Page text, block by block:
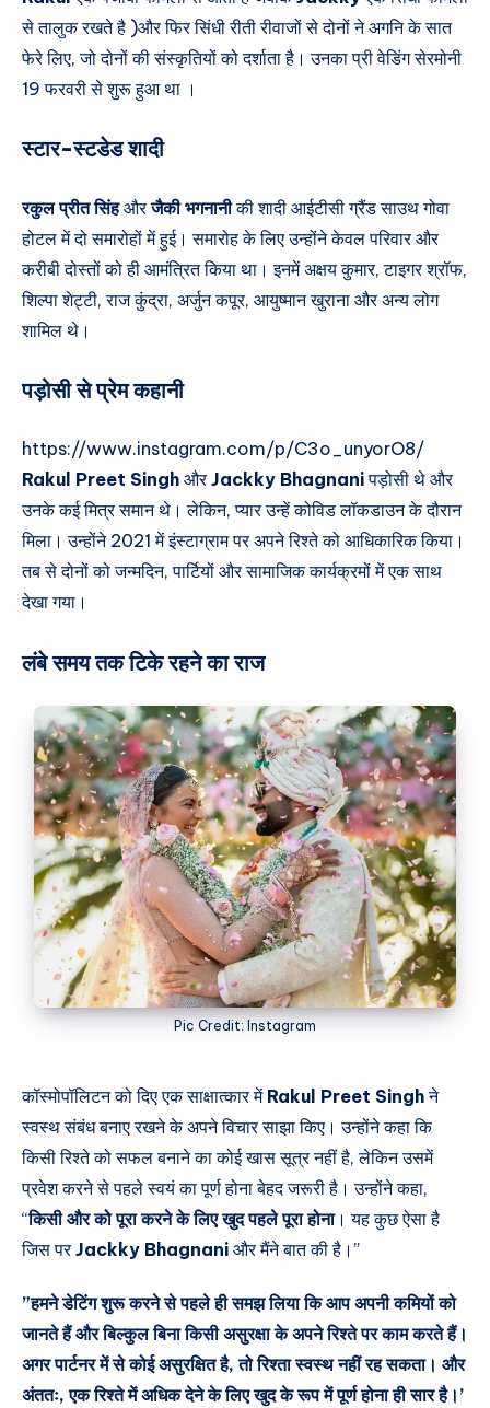
से तालुक रखते है )और फिर सिंधी रीती रीवाजों से दोनों ने अगनि के सात
फेरे लिए, जो दोनों की संस्कृतियों को दर्शाता है। उनका प्री वेडिंग सेरमोनी
19 फरवरी से शुरू हुआ था ।
स्टार-स्टडेड शादी
रकुल प्रीत सिंहऔरजैकी भगनानीकी शादी आईटीसी ग्रैंड साउथ गोवा
होटल में दो समारोहों में हुई। समारोह के लिए उन्होंने केवल परिवार और
करीबी दोस्तों को ही आमंत्रित किया था। इनमें अक्षय कुमार, टाइगर श्रॉफ,
शिल्पा शेट्टी, राज कुंद्रा, अर्जुन कपूर, आयुष्मान खुराना और अन्य लोग
शामिल थे।
पड़ोसी से प्रेम कहानी
https://www.instagram.com/p/C3o_unyorO8/
Rakul Preet Singh औरJackky Bhagnaniपड़ोसी थे और
उनके कई मित्र समान थे। लेकिन, प्यार उन्हें कोविड लॉकडाउन के दौरान
मिला। उन्होंने 2021 में इंस्टाग्राम पर अपने रिश्ते को आधिकारिक किया।
तब से दोनों को जन्मदिन, पार्टियों और सामाजिक कार्यक्रमों में एक साथ
देखा गया।
लंबे समय तक टिके रहने का राज
Pic Credit: Instagram
कॉस्मोपॉलिटन को दिए एक साक्षात्कार में Rakul Preet Singhने
स्वस्थ संबंध बनाए रखने के अपने विचार साझा किए। उन्होंने कहा कि
किसी रिश्ते को सफल बनाने का कोई खास सूत्र नहीं है, लेकिन उसमें
प्रवेश करने से पहले स्वयं का पूर्ण होना बेहद जरूरी है। उन्होंने कहा,
“किसी और को पूरा करने के लिए खुद पहले पूरा होना। यह कुछ ऐसा है
जिस परJackky Bhagnani और मैंने बात की है।”
”हमने डेटिंग शुरू करने से पहले ही समझ लिया कि आप अपनी कमियों को
जानते हैं और बिल्कुल बिना किसी असुरक्षा के अपने रिश्ते पर काम करते हैं।
अगर पार्टनर में से कोई असुरक्षित है, तो रिश्ता स्वस्थ नहीं रह सकता। और
अंततः, एक रिश्ते में अधिक देने के लिए खुद के रूप में पूर्ण होना ही सार है।’